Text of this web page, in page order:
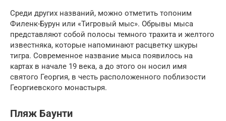
Среди других названий, можно отметить топоним
Филенк-Бурун или «Тигровый мыс». Обрывы мыса
представляют собой полосы темного трахита и желтого
известняка, которые напоминают расцветку шкуры
тигра. Современное название мыса появилось на
картах в начале 19 века, а до этого он носил имя
святого Георгия, в честь расположенного поблизости
Георгиевского монастыря.
Пляж Баунти